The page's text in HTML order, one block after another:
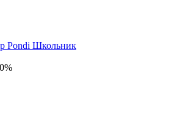
Pondi Школьник